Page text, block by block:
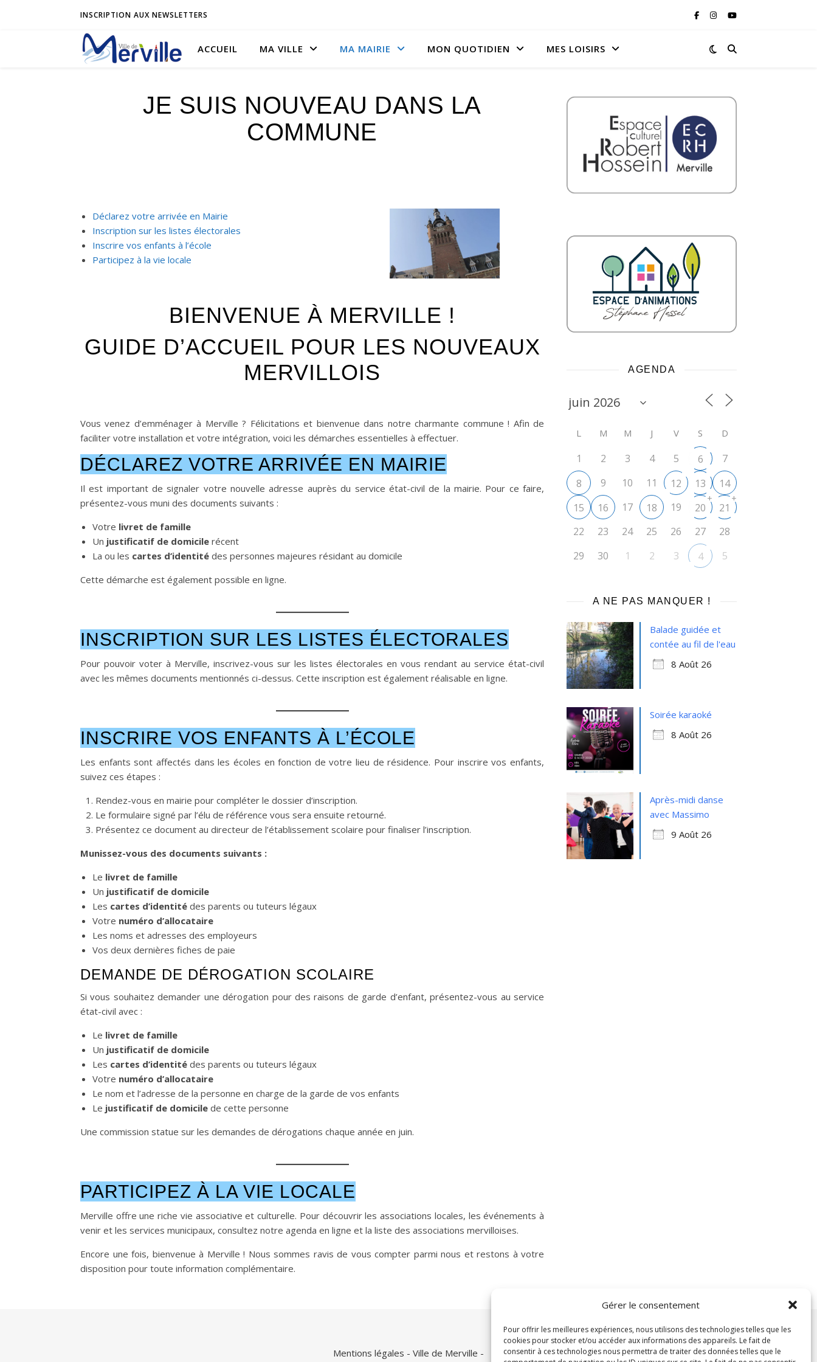
Gérer le consentement
Pour offrir les meilleures expériences, nous utilisons des technologies telles que les
cookies pour stocker et/ou accéder aux informations des appareils. Le fait de
consentir à ces technologies nous permettra de traiter des données telles que le
INSCRIPTION AUX NEWSLETTERS
ACCUEIL MA VILLE MA MAIRIE MON QUOTIDIEN MES LOISIRS
JE SUIS NOUVEAU DANS LA
COMMUNE
Déclarez votre arrivée en Mairie
Inscription sur les listes électorales
Inscrire vos enfants à l’école
Participez à la vie locale
BIENVENUE À MERVILLE !
GUIDE D’ACCUEIL POUR LES NOUVEAUX
MERVILLOIS
Vous venez d’emménager à Merville ? Félicitations et bienvenue dans notre charmante commune ! Afin de
faciliter votre installation et votre intégration, voici les démarches essentielles à effectuer.
DÉCLAREZ VOTRE ARRIVÉE EN MAIRIE
Il est important de signaler votre nouvelle adresse auprès du service état-civil de la mairie. Pour ce faire,
présentez-vous muni des documents suivants :
Votre livret de famille
Un justificatif de domicile récent
La ou les cartes d’identité des personnes majeures résidant au domicile
Cette démarche est également possible en ligne.
INSCRIPTION SUR LES LISTES ÉLECTORALES
Pour pouvoir voter à Merville, inscrivez-vous sur les listes électorales en vous rendant au service état-civil
avec les mêmes documents mentionnés ci-dessus. Cette inscription est également réalisable en ligne.
INSCRIRE VOS ENFANTS À L’ÉCOLE
Les enfants sont affectés dans les écoles en fonction de votre lieu de résidence. Pour inscrire vos enfants,
suivez ces étapes :
Rendez-vous en mairie pour compléter le dossier d’inscription.
Le formulaire signé par l’élu de référence vous sera ensuite retourné.
Présentez ce document au directeur de l’établissement scolaire pour finaliser l’inscription.
Munissez-vous des documents suivants :
Le livret de famille
Un justificatif de domicile
Les cartes d’identité des parents ou tuteurs légaux
Votre numéro d’allocataire
Les noms et adresses des employeurs
Vos deux dernières fiches de paie
DEMANDE DE DÉROGATION SCOLAIRE
Si vous souhaitez demander une dérogation pour des raisons de garde d’enfant, présentez-vous au service
état-civil avec :
Le livret de famille
Un justificatif de domicile
Les cartes d’identité des parents ou tuteurs légaux
Votre numéro d’allocataire
Le nom et l’adresse de la personne en charge de la garde de vos enfants
Le justificatif de domicile de cette personne
Une commission statue sur les demandes de dérogations chaque année en juin.
PARTICIPEZ À LA VIE LOCALE
Merville offre une riche vie associative et culturelle. Pour découvrir les associations locales, les événements à
venir et les services municipaux, consultez notre agenda en ligne et la liste des associations mervilloises.
Encore une fois, bienvenue à Merville ! Nous sommes ravis de vous compter parmi nous et restons à votre
disposition pour toute information complémentaire.
AGENDA
L M M J V S D
1 2 3 4 5 6
7
8
9 10 11 12 13
14
15
16 17 18 19 20
+
21
+
22 23 24 25 26 27
28
29
30 1 2 3 4 5
A NE PAS MANQUER !
Balade guidée et
contée au fil de l'eau
8 Août 26
Soirée karaoké
8 Août 26
Après-midi danse
avec Massimo
9 Août 26
Mentions légales - Ville de Merville -